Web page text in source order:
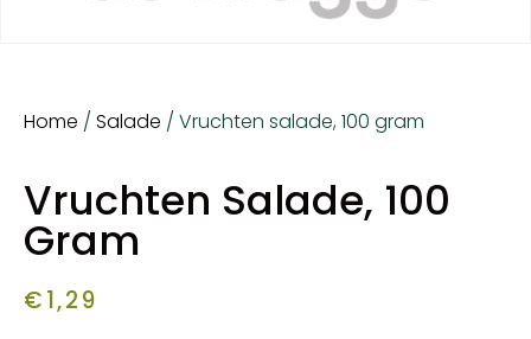
Home / Salade / Vruchten salade, 100 gram
Vruchten Salade, 100
Gram
€1,29